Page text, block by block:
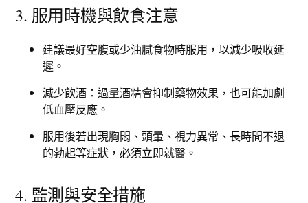
3. 服用時機與飲食注意
建議最好空腹或少油膩食物時服用，以減少吸收延
遲。​
減少飲酒：過量酒精會抑制藥物效果，也可能加劇
低血壓反應。
服用後若出現胸悶、頭暈、視力異常、長時間不退
的勃起等症狀，必須立即就醫。
4. 監測與安全措施